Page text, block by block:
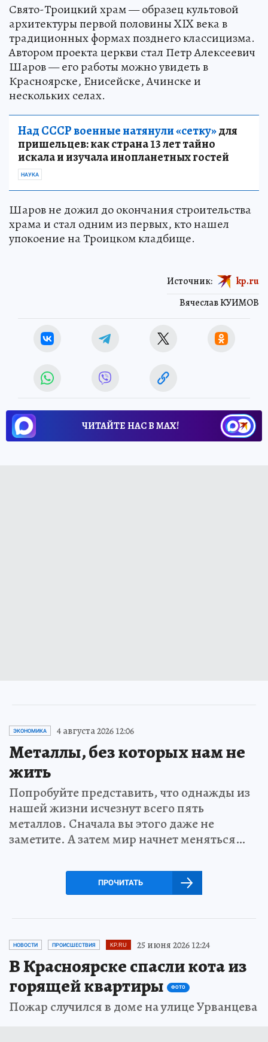
Свято-Троицкий храм — образец культовой
архитектуры первой половины XIX века в
традиционных формах позднего классицизма.
Автором проекта церкви стал Петр Алексеевич
Шаров — его работы можно увидеть в
Красноярске, Енисейске, Ачинске и
нескольких селах.
Над СССР военные натянули «сетку»для
пришельцев: как страна 13 лет тайно
искала и изучала инопланетных гостей
НАУКА
Шаров не дожил до окончания строительства
храма и стал одним из первых, кто нашел
упокоение на Троицком кладбище.
Вячеслав КУИМОВ
Источник: kp.ru
ЧИТАЙТЕ НАС В МАХ!
ЭКОНОМИКА 4 августа 2026 12:06
Металлы, без которых нам не
жить
Попробуйте представить, что однажды из
нашей жизни исчезнут всего пять
металлов. Сначала вы этого даже не
заметите. А затем мир начнет меняться…
ПРОЧИТАТЬ
НОВОСТИ ПРОИСШЕСТВИЯ KP.RU 25 июня 2026 12:24
В Красноярске спасли кота из
горящей квартиры
ФОТО
Пожар случился в доме на улице Урванцева